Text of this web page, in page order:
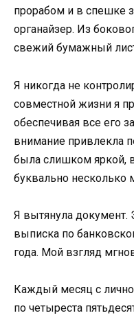
прорабом и в спешке
органайзер. Из
свежий бумажный
Я никогда не
совместной жизни я
обеспечивая все его
внимание привлекла
была слишком яркой,
буквально несколько
Я вытянула документ.
выписка по
года. Мой взгляд
Каждый месяц с
по четыреста